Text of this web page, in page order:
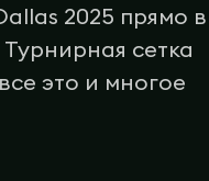
2025 прямо в
Турнирная сетка
это и многое